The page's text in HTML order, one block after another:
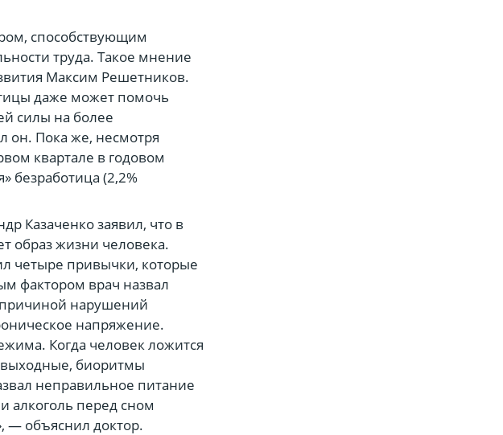
способствующим
труда. Такое мнение
Максим Решетников.
даже может помочь
силы на более
он. Пока же, несмотря
квартале в годовом
безработица (2,2%
Казаченко заявил, что в
образ жизни человека.
четыре привычки, которые
фактором врач назвал
нарушений
напряжение.
Когда человек ложится
выходные, биоритмы
неправильное питание
алкоголь перед сном
— объяснил доктор.